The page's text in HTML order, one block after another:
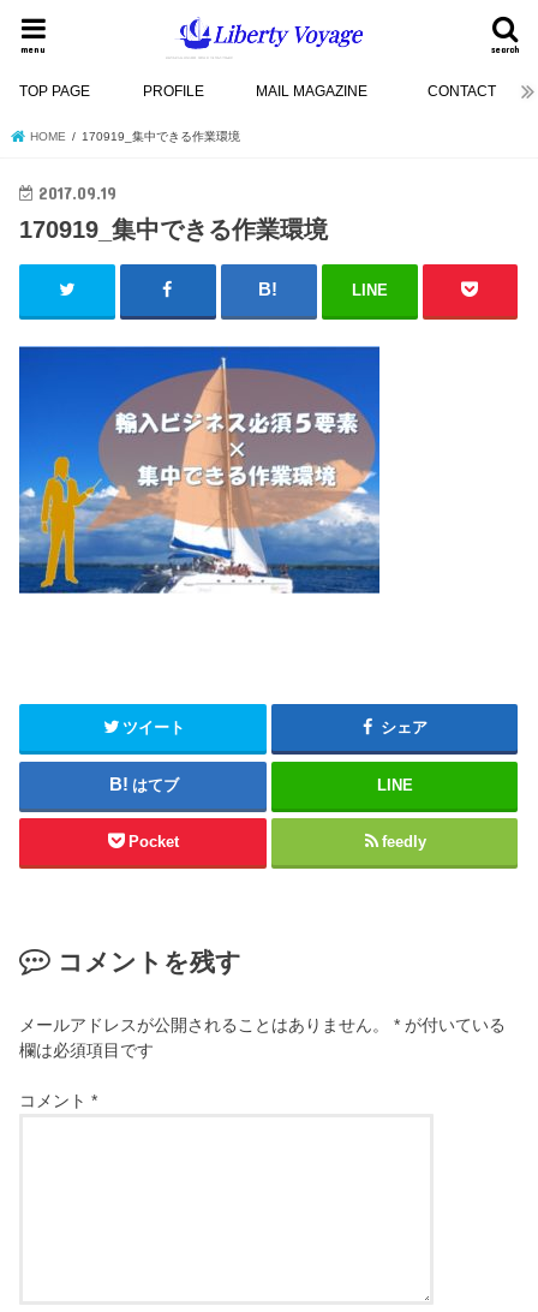
search
menu
TOP PAGE PROFILE MAIL MAGAZINE CONTACT
HOME 170919_集中できる作業環境
2017.09.19
170919_集中できる作業環境
LINE
ツイート シェア
はてブ LINE
Pocket feedly
コメントを残す
メールアドレスが公開されることはありません。 * が付いている
欄は必須項目です
コメント*